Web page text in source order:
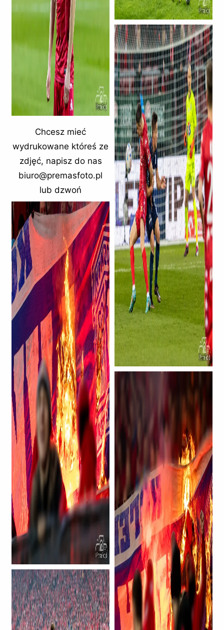
Chcesz mieć
wydrukowane któreś ze
zdjęć, napisz do nas
biuro@premasfoto.pl
lub dzwoń